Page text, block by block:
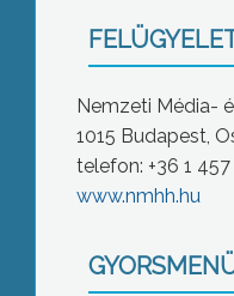
Nemzeti Média-
1015 Budapest,
telefon: +36 1 457
www.nmhh.hu